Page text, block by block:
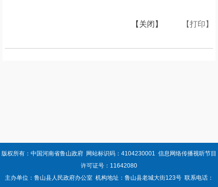
【打印】
【关闭】
版权所有：中国河南省鲁山政府 网站标识码：4104230001 信息网络传播视听节目
许可证号：11642080
主办单位：鲁山县人民政府办公室 机构地址：鲁山县老城大街123号 联系电话：